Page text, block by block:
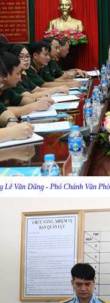
Lê Văn Dũng - Phó Chánh Văn